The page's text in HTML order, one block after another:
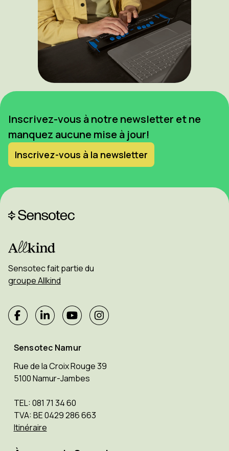
Inscrivez-vous à notre newsletter et ne
manquez aucune mise à jour!
Inscrivez-vous à la newsletter
Sensotec fait partie du
groupe Allkind
Sensotec Namur
Rue de la Croix Rouge 39
5100 Namur-Jambes
TEL: 081 71 34 60
TVA: BE 0429 286 663
Itinéraire